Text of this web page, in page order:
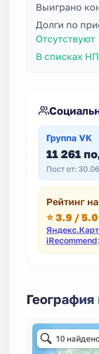
Выиграно
Долги по
Отсутствуют
В списках
Группа VK
11 261
Пост от:
Рейтинг
⭐ 3.9 / 5.0
iRecommend
География